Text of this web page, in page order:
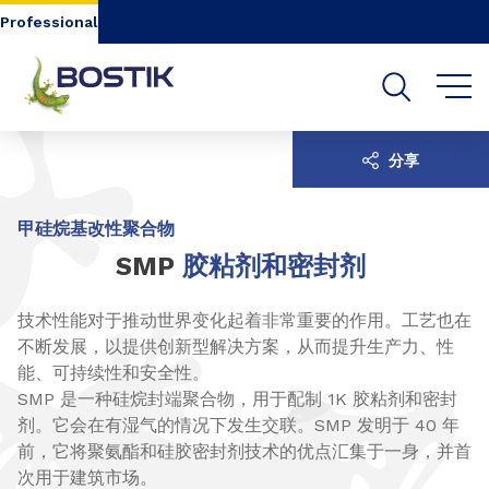
Go to content
Professional
甲硅烷基改性聚合物
SMP 胶粘剂和密封剂
技术性能对于推动世界变化起着非常重要的作用。工艺也在
不断发展，以提供创新型解决方案，从而提升生产力、性
能、可持续性和安全性。
SMP 是一种硅烷封端聚合物，用于配制 1K 胶粘剂和密封
剂。它会在有湿气的情况下发生交联。SMP 发明于 40 年
前，它将聚氨酯和硅胶密封剂技术的优点汇集于一身，并首
次用于建筑市场。
分享